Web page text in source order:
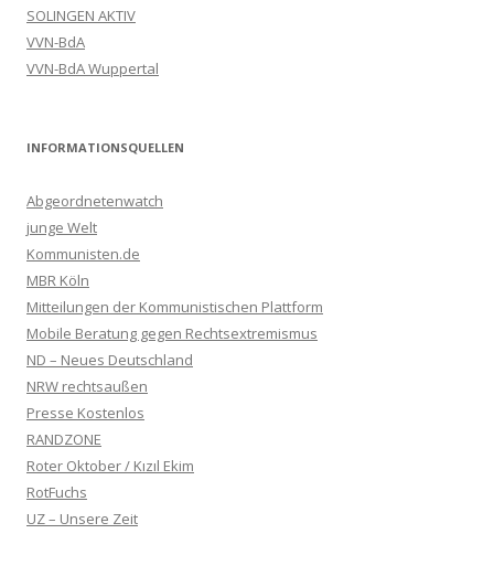
SOLINGEN AKTIV
VVN-BdA
VVN-BdA Wuppertal
INFORMATIONSQUELLEN
Abgeordnetenwatch
junge Welt
Kommunisten.de
MBR Köln
Mitteilungen der Kommunistischen Plattform
Mobile Beratung gegen Rechtsextremismus
ND – Neues Deutschland
NRW rechtsaußen
Presse Kostenlos
RANDZONE
Roter Oktober / Kızıl Ekim
RotFuchs
UZ – Unsere Zeit